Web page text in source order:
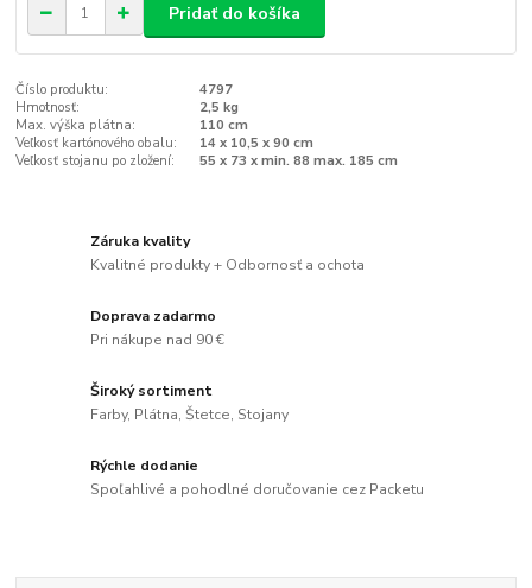
Pridať do košíka
Číslo produktu:
4797
Hmotnosť:
2,5 kg
Max. výška plátna:
110 cm
Veľkosť kartónového obalu:
14 x 10,5 x 90 cm
Veľkosť stojanu po zložení:
55 x 73 x min. 88 max. 185 cm
Záruka kvality
Kvalitné produkty + Odbornosť a ochota
Doprava zadarmo
Pri nákupe nad 90 €
Široký sortiment
Farby, Plátna, Štetce, Stojany
Rýchle dodanie
Spoľahlivé a pohodlné doručovanie cez Packetu